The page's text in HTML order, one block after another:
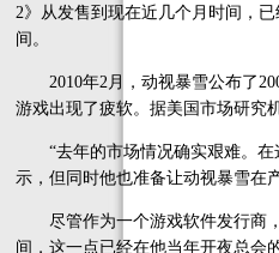
2》从发售到现在近几个月时间，
间。
2010年2月，动视暴雪公布了
游戏出现了疲软。据美国市场研究
“去年的市场情况确实艰难。在
示，但同时他也准备让动视暴雪在
尽管作为一个游戏软件发行商，
间，这一点已经在他当年开夜总会